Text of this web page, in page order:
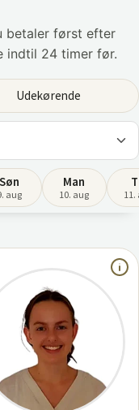
betaler først efter
indtil 24 timer før.
Udekørende
Søn
aug
Man
10. aug 11.